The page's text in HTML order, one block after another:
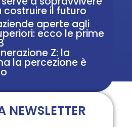
il futuro
aperte agli
ecco le prime
Z: la
la percezione è
NEWSLETTER